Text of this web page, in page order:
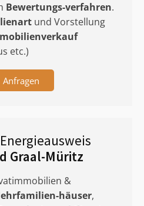
Bewertungs-verfahren.
und Vorstellung
etc.)
Anfragen
Graal-Müritz
&
häuser,